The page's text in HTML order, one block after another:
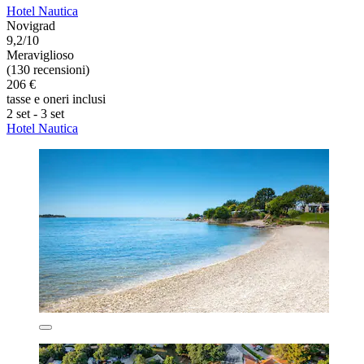
Hotel Nautica
Novigrad
9,2/10
Meraviglioso
(130 recensioni)
206 €
tasse e oneri inclusi
2 set - 3 set
Hotel Nautica